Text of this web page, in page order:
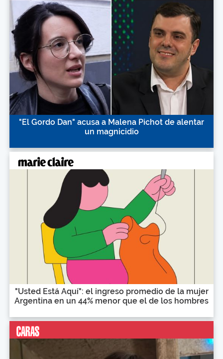
"El Gordo Dan" acusa a Malena Pichot de alentar
un magnicidio
"Usted Está Aquí": el ingreso promedio de la mujer
Argentina en un 44% menor que el de los hombres